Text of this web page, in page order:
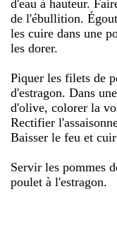
d'eau à hauteur.
de l'ébullition.
les cuire dans une
les dorer.
Piquer les filets de
d'estragon. Dans
d'olive, colorer la
Rectifier
Baisser le feu et
Servir les pommes
poulet à l'estragon.